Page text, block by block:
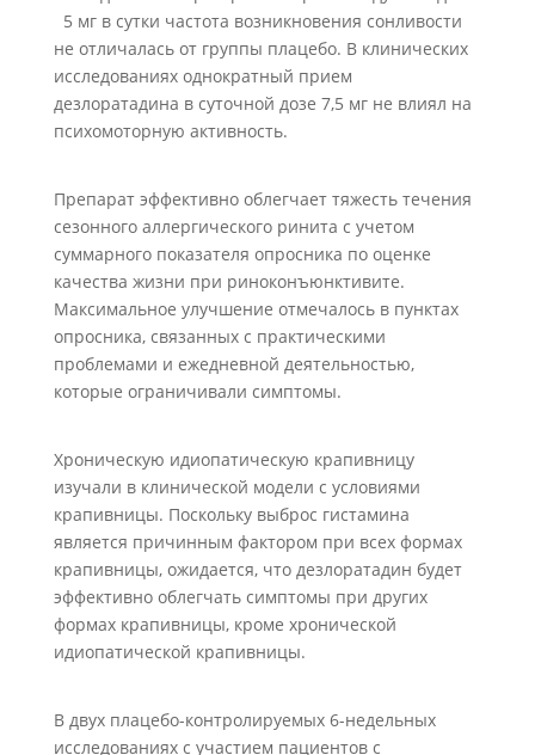
5 мг в сутки частота возникновения сонливости
не отличалась от группы плацебо. В клинических
исследованиях однократный прием
дезлоратадина в суточной дозе 7,5 мг не влиял на
психомоторную активность.
Препарат эффективно облегчает тяжесть течения
сезонного аллергического ринита с учетом
суммарного показателя опросника по оценке
качества жизни при риноконъюнктивите.
Максимальное улучшение отмечалось в пунктах
опросника, связанных с практическими
проблемами и ежедневной деятельностью,
которые ограничивали симптомы.
Хроническую идиопатическую крапивницу
изучали в клинической модели с условиями
крапивницы. Поскольку выброс гистамина
является причинным фактором при всех формах
крапивницы, ожидается, что дезлоратадин будет
эффективно облегчать симптомы при других
формах крапивницы, кроме хронической
идиопатической крапивницы.
В двух плацебо-контролируемых 6-недельных
исследованиях с участием пациентов с